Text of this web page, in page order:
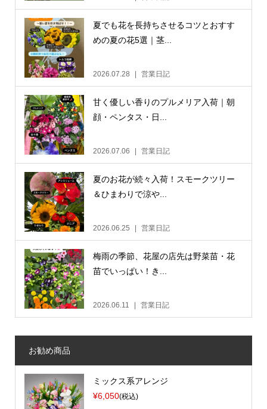
夏でも花を長持ちさせるコツとおすす
めの夏の花5選｜茎...
2026.07.28 営業日記
甘く優しい香りのプルメリア入荷｜朝
顔・ペンタス・日...
2026.07.06 営業日記
夏のお花が続々入荷！スモークツリー
＆ひまわりで涼や...
2026.06.25 営業日記
梅雨の季節、花屋の店先は野菜苗・花
苗でいっぱい！き...
2026.06.11 営業日記
お勧め商品
ミックス系アレンジ
¥6,050(税込)